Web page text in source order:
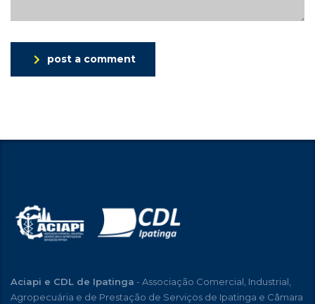
post a comment
Aciapi e CDL de Ipatinga - Associação Comercial, Industrial,
Agropecuária e de Prestação de Serviços de Ipatinga e Câmara